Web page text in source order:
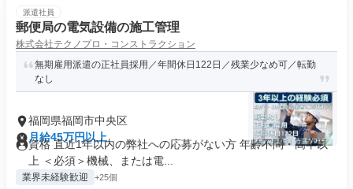
派遣社員
郵便局の電気設備の施工管理
株式会社テクノプロ・コンストラクション
無期雇用派遣の正社員採用／年間休日122日／残業少なめ可／転勤
なし
福岡県福岡市中央区
月給45万円以上
資格 直近1年以内の弊社への応募がない方 年齢不問・高卒以
上 ＜必須＞機械、または電...
業界未経験歓迎 +25個